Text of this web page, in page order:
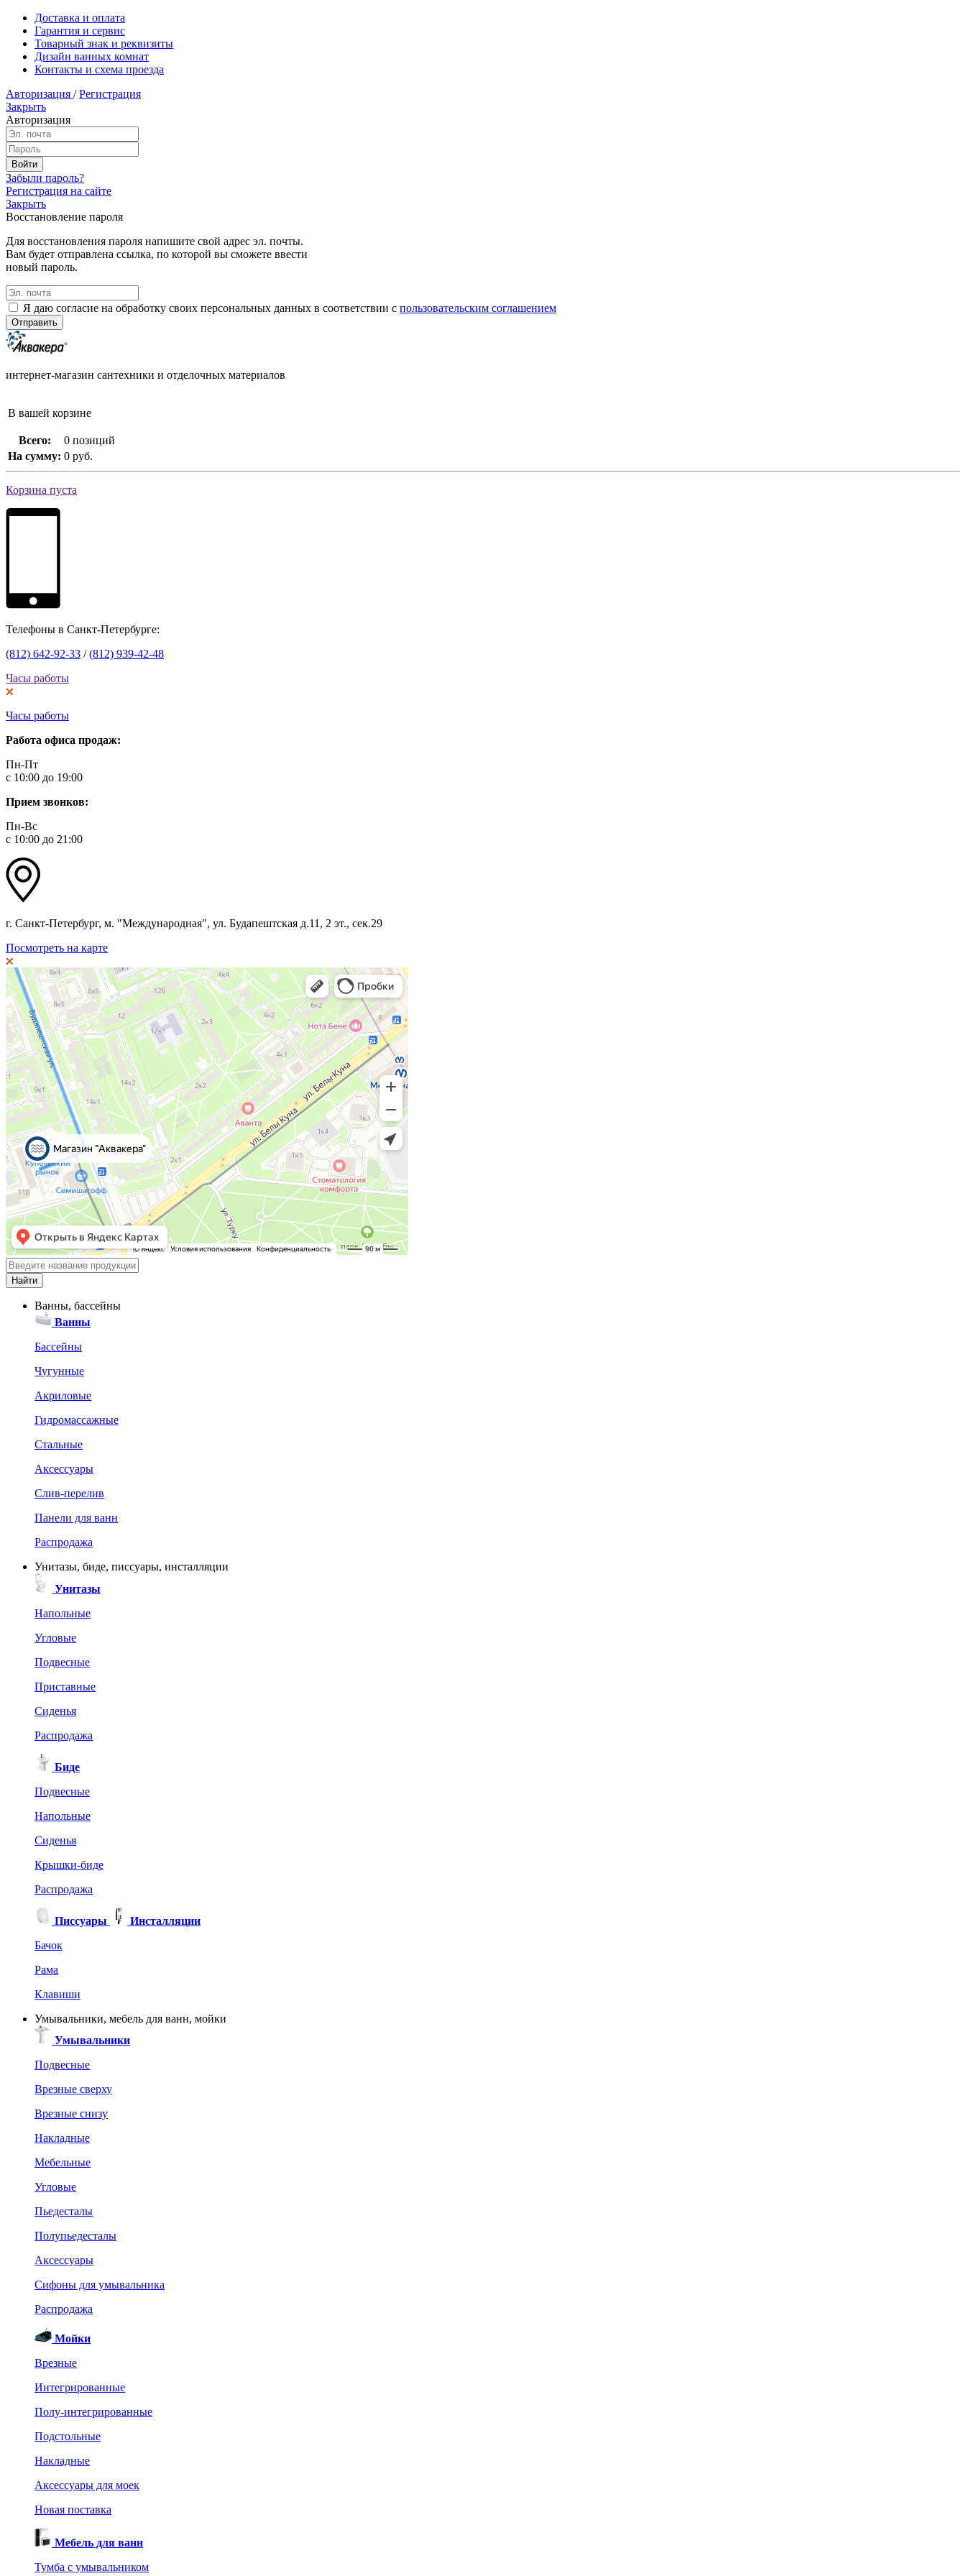
Доставка и оплата
Гарантия и сервис
Товарный знак и реквизиты
Дизайн ванных комнат
Контакты и схема проезда
Авторизация / Регистрация
Закрыть
Авторизация
Забыли пароль?
Регистрация на сайте
Закрыть
Восстановление пароля
Для восстановления пароля напишите свой адрес эл. почты.
Вам будет отправлена ссылка, по которой вы сможете ввести
новый пароль.
Я даю согласие на обработку своих персональных данных в соответствии с пользовательским соглашением
интернет-магазин сантехники и отделочных материалов
В вашей корзине
Всего:
0 позиций
На сумму: 0 руб.
Корзина пуста
Телефоны в Санкт-Петербурге:
(812) 642-92-33 /(812) 939-42-48
Часы работы
Часы работы
Работа офиса продаж:
Пн-Пт
с 10:00 до 19:00
Прием звонков:
Пн-Вс
с 10:00 до 21:00
г. Санкт-Петербург, м. "Международная", ул. Будапештская д.11, 2 эт., сек.29
Посмотреть на карте
Ванны, бассейны
Ванны
Бассейны
Чугунные
Акриловые
Гидромассажные
Стальные
Аксессуары
Слив-перелив
Панели для ванн
Распродажа
Унитазы, биде, писсуары, инсталляции
Унитазы
Напольные
Угловые
Подвесные
Приставные
Сиденья
Распродажа
Биде
Подвесные
Напольные
Сиденья
Крышки-биде
Распродажа
Писсуары
Инсталляции
Бачок
Рама
Клавиши
Умывальники, мебель для ванн, мойки
Умывальники
Подвесные
Врезные сверху
Врезные снизу
Накладные
Мебельные
Угловые
Пьедесталы
Полупьедесталы
Аксессуары
Сифоны для умывальника
Распродажа
Мойки
Врезные
Интегрированные
Полу-интегрированные
Подстольные
Накладные
Аксессуары для моек
Новая поставка
Мебель для ванн
Тумба с умывальником